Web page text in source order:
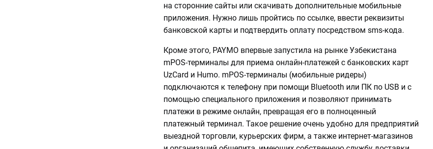
на сторонние сайты или скачивать дополнительные мобильные
приложения. Нужно лишь пройтись по ссылке, ввести реквизиты
банковской карты и подтвердить оплату посредством sms-кода.
Кроме этого, PAYMO впервые запустила на рынке Узбекистана
mPOS-терминалы для приема онлайн-платежей с банковских карт
UzCard и Humo. mPOS-терминалы (мобильные ридеры)
подключаются к телефону при помощи Bluetooth или ПК по USB и с
помощью специального приложения и позволяют принимать
платежи в режиме онлайн, превращая его в полноценный
платежный терминал. Такое решение очень удобно для предприятий
выездной торговли, курьерских фирм, а также интернет-магазинов